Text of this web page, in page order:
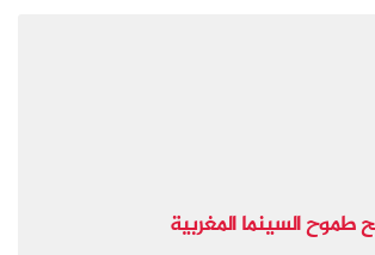
طموح السينما المغربية